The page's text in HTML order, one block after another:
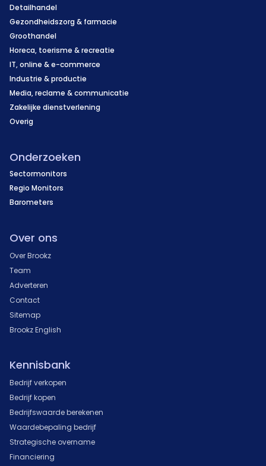
Detailhandel
Gezondheidszorg & farmacie
Groothandel
Horeca, toerisme & recreatie
IT, online & e-commerce
Industrie & productie
Media, reclame & communicatie
Zakelijke dienstverlening
Overig
Onderzoeken
Sectormonitors
Regio Monitors
Barometers
Over ons
Over Brookz
Team
Adverteren
Contact
Sitemap
Brookz English
Kennisbank
Bedrijf verkopen
Bedrijf kopen
Bedrijfswaarde berekenen
Waardebepaling bedrijf
Strategische overname
Financiering